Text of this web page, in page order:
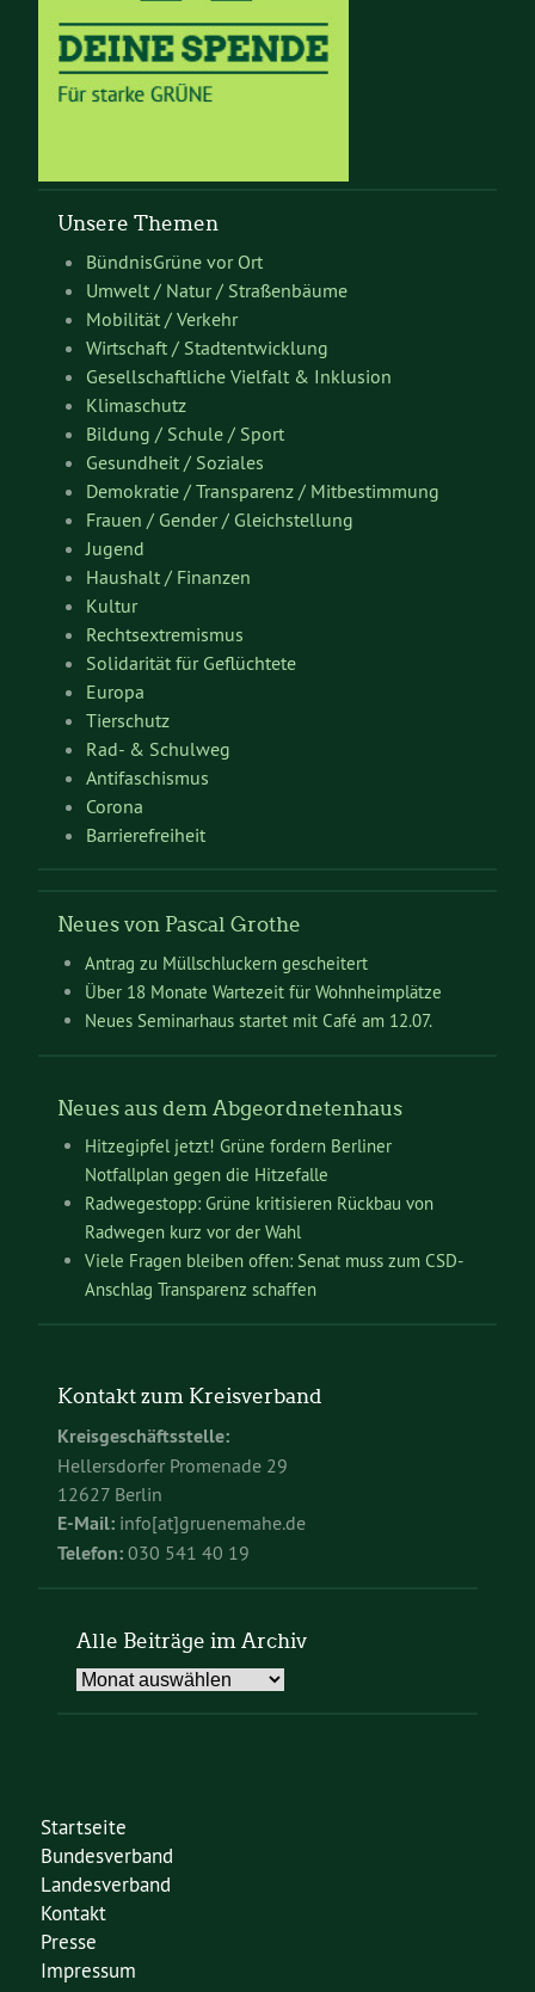
Unsere Themen
BündnisGrüne vor Ort
Umwelt / Natur / Straßenbäume
Mobilität / Verkehr
Wirtschaft / Stadtentwicklung
Gesellschaftliche Vielfalt & Inklusion
Klimaschutz
Bildung / Schule / Sport
Gesundheit / Soziales
Demokratie / Transparenz / Mitbestimmung
Frauen / Gender / Gleichstellung
Jugend
Haushalt / Finanzen
Kultur
Rechtsextremismus
Solidarität für Geflüchtete
Europa
Tierschutz
Rad- & Schulweg
Antifaschismus
Corona
Barrierefreiheit
Neues von Pascal Grothe
Antrag zu Müllschluckern gescheitert
Über 18 Monate Wartezeit für Wohnheimplätze
Neues Seminarhaus startet mit Café am 12.07.
Neues aus dem Abgeordnetenhaus
Hitzegipfel jetzt! Grüne fordern Berliner
Notfallplan gegen die Hitzefalle
Radwegestopp: Grüne kritisieren Rückbau von
Radwegen kurz vor der Wahl
Viele Fragen bleiben offen: Senat muss zum CSD-
Anschlag Transparenz schaffen
Kontakt zum Kreisverband
Kreisgeschäftsstelle:
Hellersdorfer Promenade 29
12627 Berlin
E-Mail: info[at]gruenemahe.de
Telefon: 030 541 40 19
Alle Beiträge im Archiv
Alle
Startseite
Bundesverband
Landesverband
Kontakt
Presse
Impressum